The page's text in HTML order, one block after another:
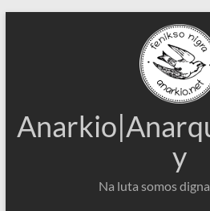
y
Na luta somos